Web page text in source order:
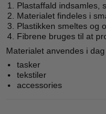
Plastaffald indsamles,
Materialet findeles i
Plastikken smeltes og
Fibrene bruges til at
Materialet anvendes i
tasker
tekstiler
accessories